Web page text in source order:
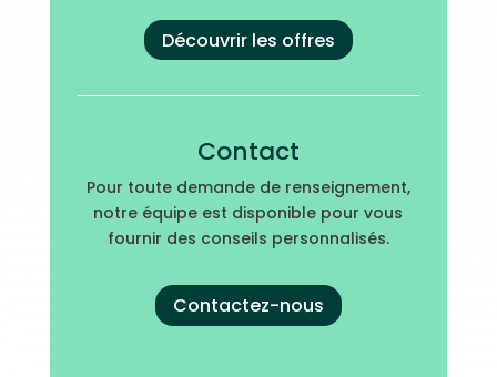
Découvrir les offres
Contact
Pour toute demande de renseignement,
notre équipe est disponible pour vous
fournir des conseils personnalisés.
Contactez-nous